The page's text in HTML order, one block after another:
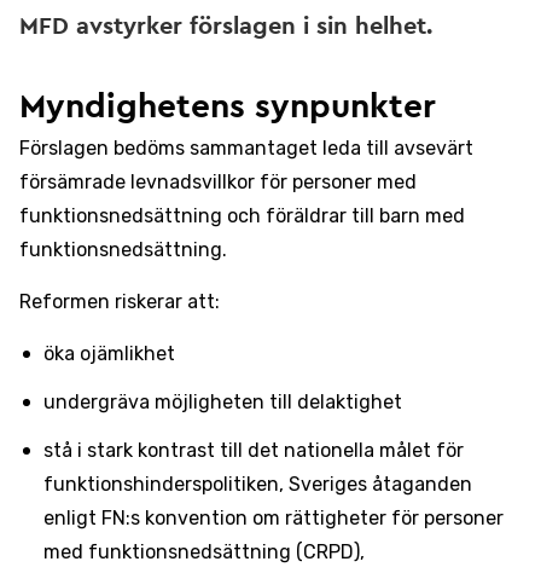
MFD avstyrker förslagen i sin helhet.
Myndighetens synpunkter
Förslagen bedöms sammantaget leda till avsevärt
försämrade levnadsvillkor för personer med
funktionsnedsättning och föräldrar till barn med
funktionsnedsättning.
Reformen riskerar att:
öka ojämlikhet
undergräva möjligheten till delaktighet
stå i stark kontrast till det nationella målet för
funktionshinderspolitiken, Sveriges åtaganden
enligt FN:s konvention om rättigheter för personer
med funktionsnedsättning (CRPD),